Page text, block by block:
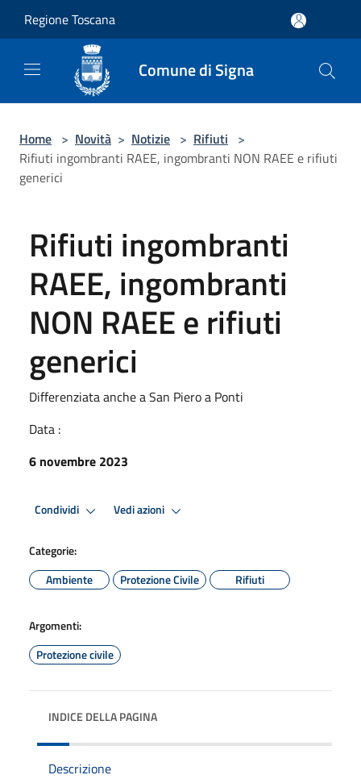
Regione Toscana
Comune di Signa
Home > Novità > Notizie > Rifiuti >
Rifiuti ingombranti RAEE, ingombranti NON RAEE e rifiuti
generici
Rifiuti ingombranti
RAEE, ingombranti
NON RAEE e rifiuti
generici
Differenziata anche a San Piero a Ponti
Data :
6 novembre 2023
Condividi Vedi azioni
Categorie:
Ambiente
Protezione Civile Rifiuti
Argomenti:
Protezione civile
INDICE DELLA PAGINA
Descrizione